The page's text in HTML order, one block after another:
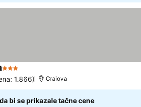
3 Zvezdice
1.866) Craiova
bi se prikazale tačne cene